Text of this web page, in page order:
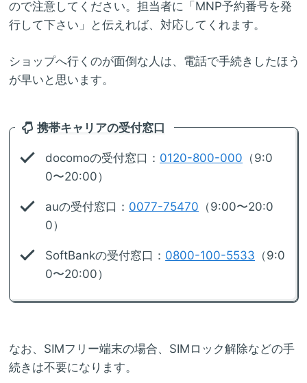
ので注意してください。担当者に「MNP予約番号を発
行して下さい」と伝えれば、対応してくれます。
ショップへ行くのが面倒な人は、電話で手続きしたほう
が早いと思います。
携帯キャリアの受付窓口
docomoの受付窓口： 0120-800-000 （9:0
0〜20:00）
auの受付窓口： 0077-75470 （9:00〜20:0
0）
SoftBankの受付窓口： 0800-100-5533 （9:0
0〜20:00）
なお、SIMフリー端末の場合、SIMロック解除などの手
続きは不要になります。